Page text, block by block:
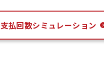
支払回数シミュレーション